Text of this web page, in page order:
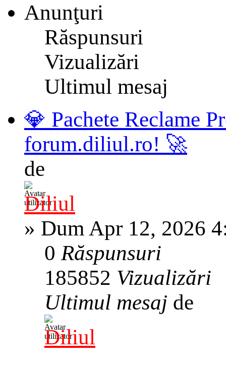
Anunţuri
Răspunsuri
Vizualizări
Ultimul mesaj
💎 Pachete Reclame
forum.diliul.ro! 🚀
de
Diliul
» Dum Apr 12, 2026
0Răspunsuri
185852 Vizualizări
Ultimul mesaj de
Diliul